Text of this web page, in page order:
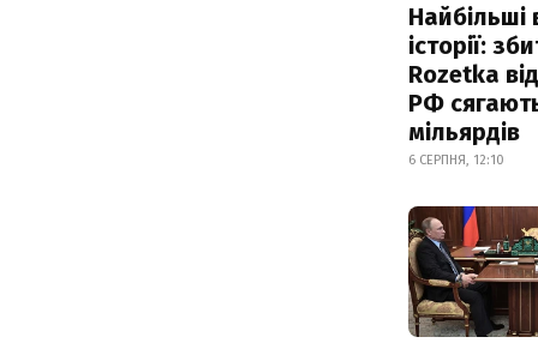
Найбільші
історії:
Rozetka
РФ
мільярдів
6 СЕРПНЯ, 12:10